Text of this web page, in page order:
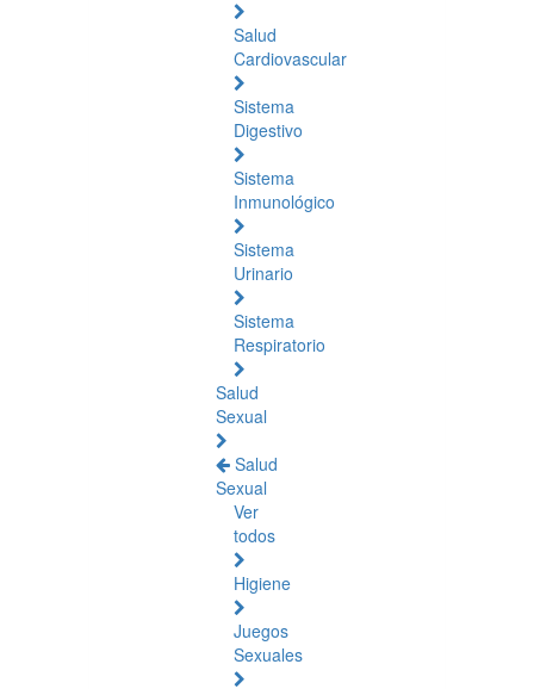
Salud
Cardiovascular
Sistema
Digestivo
Sistema
Inmunológico
Sistema
Urinario
Sistema
Respiratorio
Salud
Sexual
Salud
Sexual
Ver
todos
Higiene
Juegos
Sexuales